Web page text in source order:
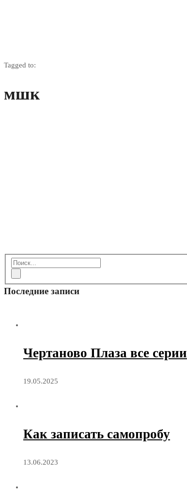
Tagged to:
мшк
Последние записи
Чертаново Плаза все серии
19.05.2025
Как записать самопробу
13.06.2023